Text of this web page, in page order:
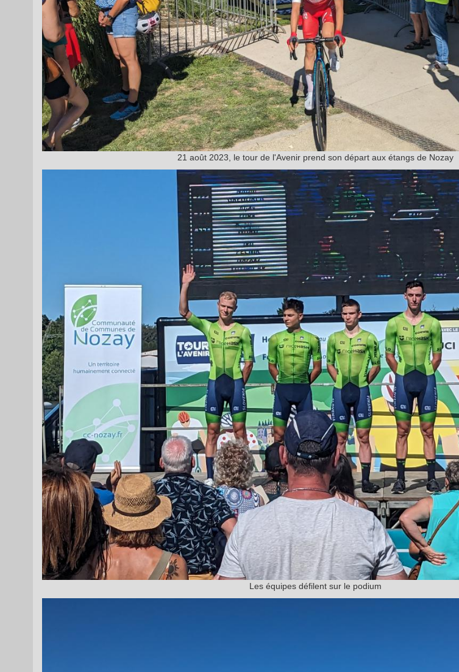
21 août 2023, le tour de l'Avenir prend son départ aux étangs de Nozay
Les équipes défilent sur le podium